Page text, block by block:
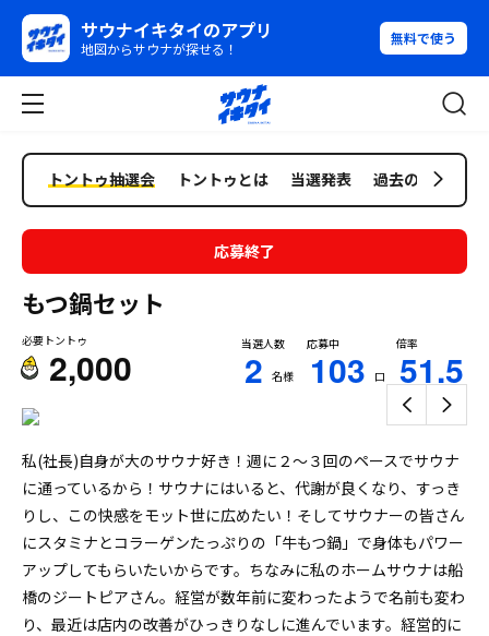
サウナイキタイのアプリ
地図からサウナが探せる！
無料で使う
トントゥ抽選会 トントゥとは 当選発表 過去の抽選会
応募終了
もつ鍋セット
必要トントゥ
2,000
当選人数
2 名様
応募中
103 口
倍率
51.5
私(社長)自身が大のサウナ好き！週に２〜３回のペースでサウナ
に通っているから！サウナにはいると、代謝が良くなり、すっき
りし、この快感をモット世に広めたい！そしてサウナーの皆さん
にスタミナとコラーゲンたっぷりの「牛もつ鍋」で身体もパワー
アップしてもらいたいからです。ちなみに私のホームサウナは船
橋のジートピアさん。経営が数年前に変わったようで名前も変わ
り、最近は店内の改善がひっきりなしに進んでいます。経営的に